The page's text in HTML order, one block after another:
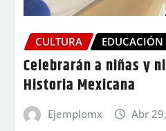
CULTURA EDUCACIÓN
Celebrarán a niñas y
Historia Mexicana
Ejemplomx Abr